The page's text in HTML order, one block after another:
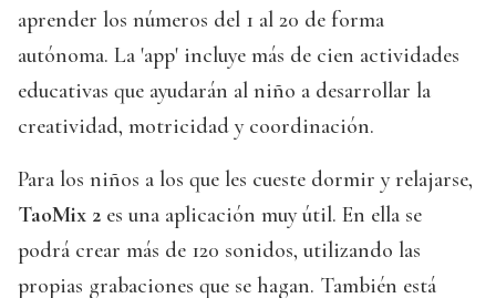
aprender los números del 1 al 20 de forma
autónoma. La 'app' incluye más de cien actividades
educativas que ayudarán al niño a desarrollar la
creatividad, motricidad y coordinación.
Para los niños a los que les cueste dormir y relajarse,
TaoMix 2 es una aplicación muy útil. En ella se
podrá crear más de 120 sonidos, utilizando las
propias grabaciones que se hagan. También está